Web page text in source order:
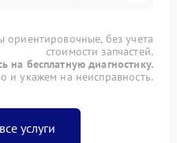
ориентировочные, без учета
стоимости запчастей.
на бесплатную диагностику.
и укажем на неисправность.
услуги